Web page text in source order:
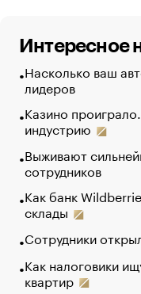
Интересное
Насколько ваш
лидеров
Казино
индустрию
Выживают
сотрудников
Как банк
склады
Сотрудники
Как налоговики
квартир